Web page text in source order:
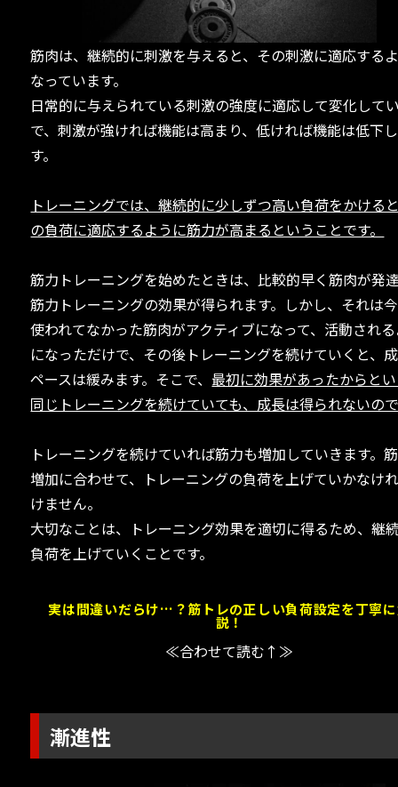
筋肉は、継続的に刺激を与えると、その刺激に適応する
なっています。
日常的に与えられている刺激の強度に適応して変化して
で、刺激が強ければ機能は高まり、低ければ機能は低下
す。
トレーニングでは、継続的に少しずつ高い負荷をかける
の負荷に適応するように筋力が高まるということです。
筋力トレーニングを始めたときは、比較的早く筋肉が発
筋力トレーニングの効果が得られます。しかし、それは
使われてなかった筋肉がアクティブになって、活動され
になっただけで、その後トレーニングを続けていくと、
ペースは緩みます。そこで、最初に効果があったからと
同じトレーニングを続けていても、成長は得られないの
トレーニングを続けていれば筋力も増加していきます。
増加に合わせて、トレーニングの負荷を上げていかなけ
けません。
大切なことは、トレーニング効果を適切に得るため、継
負荷を上げていくことです。
実は間違いだらけ…？筋トレの正しい負荷設定を丁寧
説！
≪合わせて読む↑≫
漸進性